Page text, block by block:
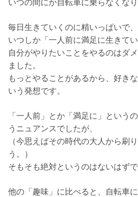
いつの間にか自転車に乗らなくなり
毎日生きていくのに精いっぱいで、
いつしか「一人前に満足に生きて
自分がやりたいことをやるのはダ
ました。
もっとやることがあるから、好き
いう発想です。
「一人前」とか「満足に」という
うニュアンスでしたが、
（今思えばその時代の大人から刷
う。）
そもそも絶対というのはないはずで
他の「趣味」に比べると、自転車